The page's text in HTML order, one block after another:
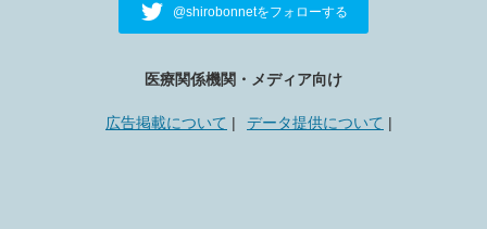
@shirobonnetをフォローする
医療関係機関・メディア向け
広告掲載について データ提供について